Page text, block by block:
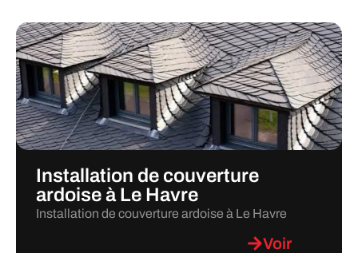
Installation de couverture
ardoise à Le Havre
Installation de couverture ardoise à Le Havre
Voir